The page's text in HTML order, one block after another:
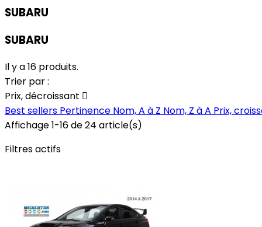
SUBARU
SUBARU
Il y a 16 produits.
Trier par :
Prix, décroissant 
Best sellers Pertinence Nom, A à Z Nom, Z à A Prix,
Affichage 1-16 de 24 article(s)
Filtres actifs